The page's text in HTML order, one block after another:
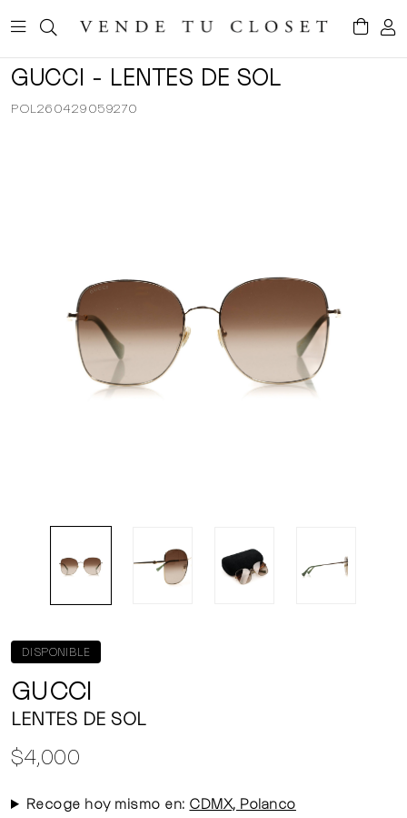
GUCCI - LENTES DE SOL
POL260429059270
DISPONIBLE
GUCCI
LENTES DE SOL
$4,000
Recoge hoy mismo en: CDMX, Polanco